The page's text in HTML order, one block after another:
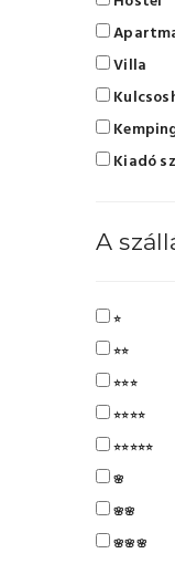
Villa
Kiadó
A
⭐
⭐⭐
⭐⭐⭐
⭐⭐⭐⭐
⭐⭐⭐⭐⭐
🌸
🌸🌸
🌸🌸🌸